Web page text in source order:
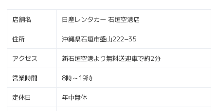
店舗名 日産レンタカー 石垣空港店
住所 沖縄県石垣市盛山222−35
アクセス 新石垣空港より無料送迎車で約2分
営業時間 8時～19時
定休日 年中無休